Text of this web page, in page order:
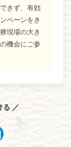
きず、有効
ペーンをき
現場の大き
機会にご参
る ／